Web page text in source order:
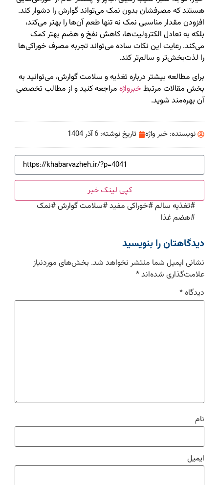
هستند که مصرفشان بدون نمک می‌تواند گوارش را دشوار کند.
افزودن مقدار مناسبی نمک نه تنها طعم آن‌ها را بهتر می‌کند،
بلکه به تعادل الکترولیت‌ها، کاهش نفخ و هضم بهتر کمک
می‌کند. رعایت این نکات ساده می‌تواند تجربه مصرف خوراکی‌ها
را لذت‌بخش‌تر و سالم‌تر کند.
برای مطالعه بیشتر درباره تغذیه و سلامت گوارش، می‌توانید به
بخش مقالات مرتبط خبرواژه مراجعه کنید و از مطالب تخصصی
آن بهره‌مند شوید.
نویسنده: خبر واژه تاریخ نوشته: 6 آذر 1404
کپی لینک خبر
#تغذیه سالم#خوراکی مفید#سلامت گوارش#نمک
#هضم غذا
دیدگاهتان را بنویسید
نشانی ایمیل شما منتشر نخواهد شد. بخش‌های موردنیاز
علامت‌گذاری شده‌اند*
دیدگاه*
نام
ایمیل